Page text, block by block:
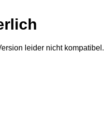
leider nicht kompatibel.